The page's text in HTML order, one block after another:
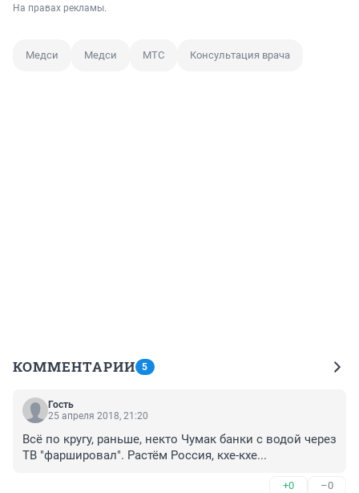
На правах рекламы.
Медси Медси МТС Консультация врача
КОММЕНТАРИИ 5
Гость
25 апреля 2018, 21:20
Всё по кругу, раньше, некто Чумак банки с водой через
ТВ "фаршировал". Растём Россия, кхе-кхе...
+0 –0